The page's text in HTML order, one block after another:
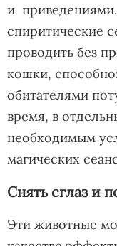
и
спиритические
проводить без
кошки,
обитателями
время, в
необходимым
магических
Снять сглаз и
Эти животные